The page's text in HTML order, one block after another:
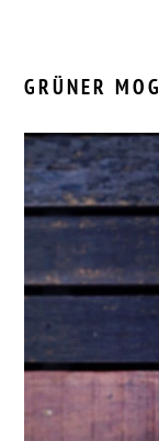
GRÜNER